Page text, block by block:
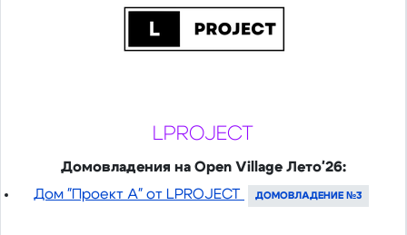
LPROJECT
Домовладения на Open Village Лето'26:
Дом "Проект А" от LPROJECT
ДОМОВЛАДЕНИЕ №3